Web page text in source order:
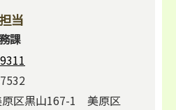
当
課
区黒山167-1 美原区